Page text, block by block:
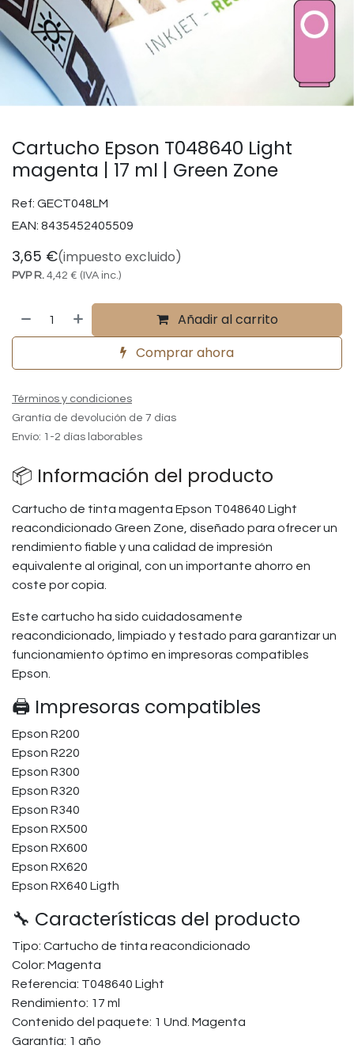
Cartucho Epson T048640 Light
magenta | 17 ml | Green Zone
Ref: GECT048LM
EAN: 8435452405509
3,65 €(impuesto excluido)
PVP R. 4,42 € (IVA inc.)
Añadir al carrito
Comprar ahora
Términos y condiciones
Grantía de devolución de 7 días
Envío: 1-2 días laborables
📦 Información del producto
Cartucho de tinta magenta Epson T048640 Light
reacondicionado Green Zone, diseñado para ofrecer un
rendimiento fiable y una calidad de impresión
equivalente al original, con un importante ahorro en
coste por copia.
Este cartucho ha sido cuidadosamente
reacondicionado, limpiado y testado para garantizar un
funcionamiento óptimo en impresoras compatibles
Epson.
🖨️ Impresoras compatibles
Epson R200
Epson R220
Epson R300
Epson R320
Epson R340
Epson RX500
Epson RX600
Epson RX620
Epson RX640 Ligth
🔧 Características del producto
Tipo: Cartucho de tinta reacondicionado
Color: Magenta
Referencia: T048640 Light
Rendimiento: 17 ml
Contenido del paquete: 1 Und. Magenta
Garantía: 1 año